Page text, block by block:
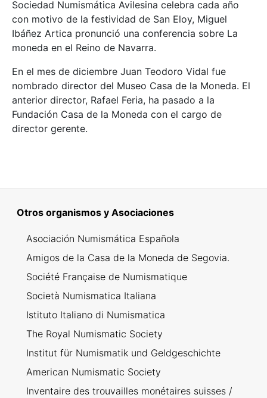
Sociedad Numismática Avilesina celebra cada año
con motivo de la festividad de San Eloy, Miguel
Ibáñez Artica pronunció una conferencia sobre La
moneda en el Reino de Navarra.
En el mes de diciembre Juan Teodoro Vidal fue
nombrado director del Museo Casa de la Moneda. El
anterior director, Rafael Feria, ha pasado a la
Fundación Casa de la Moneda con el cargo de
director gerente.
Otros organismos y Asociaciones
Asociación Numismática Española
Amigos de la Casa de la Moneda de Segovia.
Société Française de Numismatique
Società Numismatica Italiana
Istituto Italiano di Numismatica
The Royal Numismatic Society
Institut für Numismatik und Geldgeschichte
American Numismatic Society
Inventaire des trouvailles monétaires suisses /